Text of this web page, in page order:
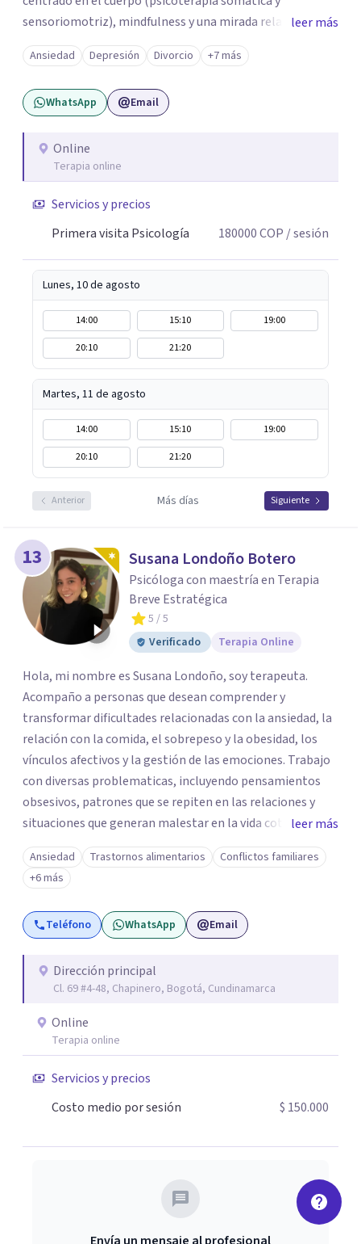
sensoriomotriz), mindfulness y una mirada relacional y
psicodinámica. En terapia te ayudo a entender lo que te
pasa sin juicio, a regular tu sistema nervioso y a
desarrollar recursos concretos para sentirte más
presente, estable y en paz contigo. También tengo
lo que me permite abordar dinámicas profundas que
pueden estar influyendo en tu historia y tus vínculos
leer más
Ansiedad Depresión Divorcio +7 más
WhatsApp Email
Online
Terapia online
Servicios y precios
Primera visita Psicología
180000COP / sesión
Lunes, 10 de agosto
14:00 15:10
19:00
20:10
21:20
Martes, 11 de agosto
14:00 15:10
19:00
20:10
21:20
Anterior Más días Siguiente
13 Susana Londoño Botero
Psicóloga con maestría en Terapia
Breve Estratégica
5 / 5
Verificado
Terapia Online
Hola, mi nombre es Susana Londoño, soy terapeuta.
Acompaño a personas que desean comprender y
transformar dificultades relacionadas con la ansiedad, la
relación con la comida, el sobrepeso y la obesidad, los
vínculos afectivos y la gestión de las emociones. Trabajo
con diversas problematicas, incluyendo pensamientos
obsesivos, patrones que se repiten en las relaciones y
situaciones que generan malestar en la vida cotidiana. Mi
propósito es ofrecer un espacio seguro y humano donde
puedas entender lo que te ocurre y encontrar nuevas
formas de estar mejor.
leer más
Ansiedad Trastornos alimentarios
Conflictos familiares
+6 más
Teléfono WhatsApp Email
Dirección principal
Cl. 69 #4-48, Chapinero, Bogotá, Cundinamarca
Online
Terapia online
Servicios y precios
Costo medio por sesión
$ 150.000